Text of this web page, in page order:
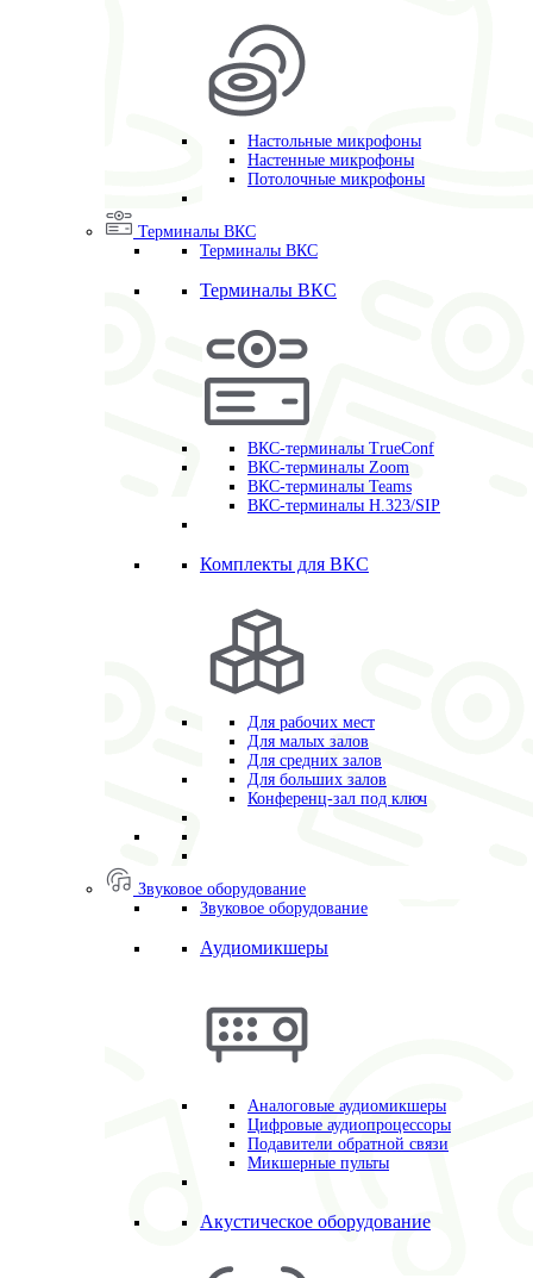
Настольные микрофоны
Настенные микрофоны
Потолочные микрофоны
Терминалы ВКС
Терминалы ВКС
Терминалы ВКС
ВКС-терминалы TrueConf
ВКС-терминалы Zoom
ВКС-терминалы Teams
ВКС-терминалы H.323/SIP
Комплекты для ВКС
Для рабочих мест
Для малых залов
Для средних залов
Для больших залов
Конференц-зал под ключ
Звуковое оборудование
Звуковое оборудование
Аудиомикшеры
Аналоговые аудиомикшеры
Цифровые аудиопроцессоры
Подавители обратной связи
Микшерные пульты
Акустическое оборудование